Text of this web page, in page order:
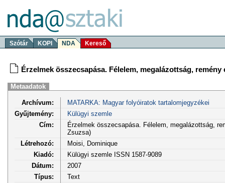
Szótár KOPI NDA Kereső
Érzelmek összecsapása. Félelem, megalázottság,
Metaadatok
Archívum:
MATARKA: Magyar folyóiratok tartalomjegyzékei
Gyűjtemény:
Külügyi szemle
Cím:
Érzelmek összecsapása. Félelem, megalázottság,
Zsuzsa)
Létrehozó:
Moisi, Dominique
Kiadó:
Külügyi szemle ISSN 1587-9089
Dátum:
2007
Típus:
Text